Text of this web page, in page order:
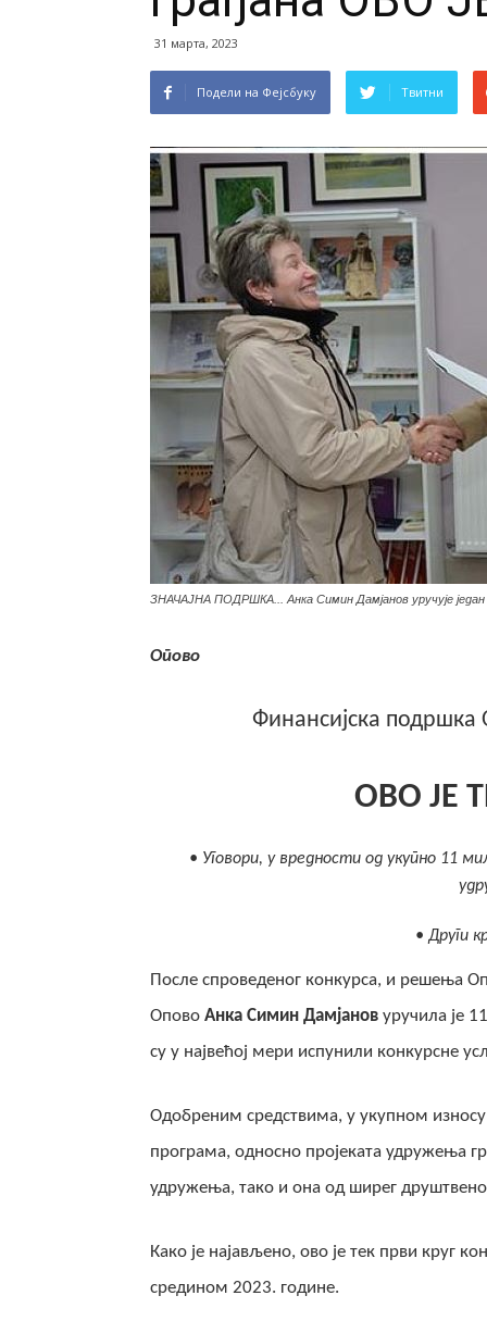
31 марта, 2023
Подели на Фејсбуку Твитни
ЗНАЧАЈНА ПОДРШКА... Анка Симин Дамјанов уручује један
Опово
Финансијска
ОВО ЈЕ
• Уговори, у вредности од укупно 11
• Други
После спроведеног конкурса, и решења
Опово Анка Симин Дамјанов уручила је
су у највећој мери испунили конкурсне
Одобреним средствима, у укупном
програма, односно пројеката удружења
удружења, тако и она од ширег
Како је најављено, ово је тек први круг
средином 2023. године.